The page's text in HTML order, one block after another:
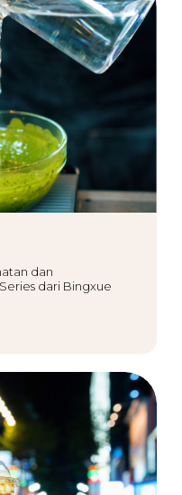
dan
dari Bingxue